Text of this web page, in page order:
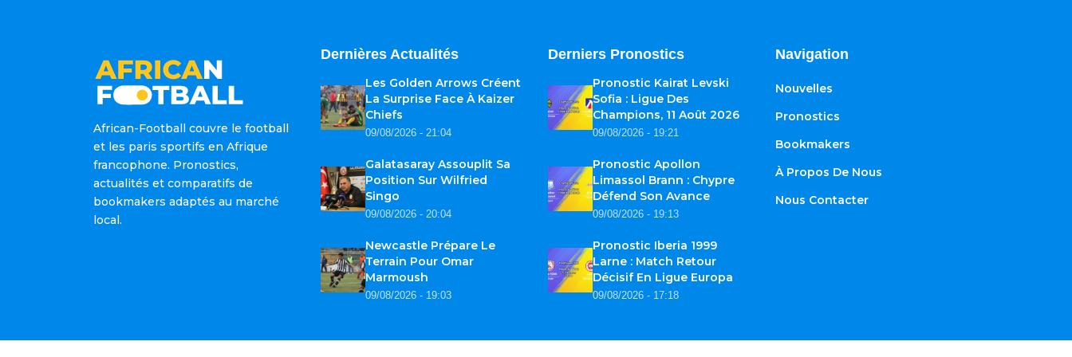
African-Football couvre le football
et les paris sportifs en Afrique
francophone. Pronostics,
actualités et comparatifs de
bookmakers adaptés au marché
local.
Dernières Actualités
Les Golden Arrows Créent
La Surprise Face À Kaizer
Chiefs
09/08/2026 - 21:04
Galatasaray Assouplit Sa
Position Sur Wilfried
Singo
09/08/2026 - 20:04
Newcastle Prépare Le
Terrain Pour Omar
Marmoush
09/08/2026 - 19:03
Derniers Pronostics
Pronostic Kairat Levski
Sofia : Ligue Des
Champions, 11 Août 2026
09/08/2026 - 19:21
Pronostic Apollon
Limassol Brann : Chypre
Défend Son Avance
09/08/2026 - 19:13
Pronostic Iberia 1999
Larne : Match Retour
Décisif En Ligue Europa
09/08/2026 - 17:18
Navigation
Nouvelles
Pronostics
Bookmakers
À Propos De Nous
Nous Contacter